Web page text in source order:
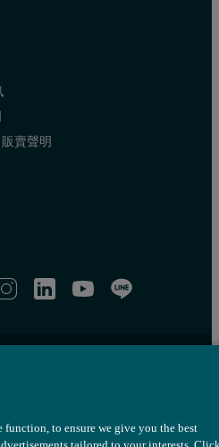
賣聲明
Ltd 隸屬於
function, to ensure we give you the best